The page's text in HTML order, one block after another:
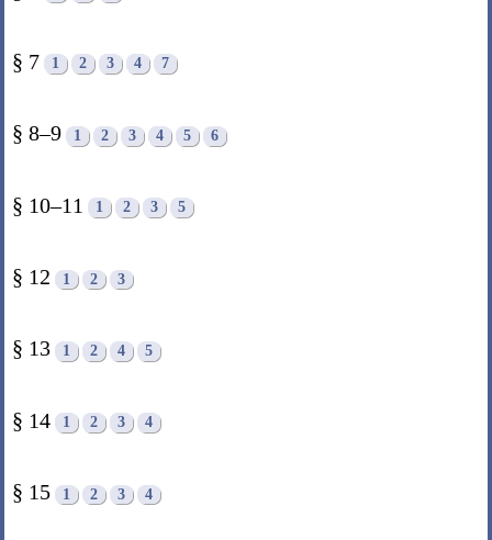
§ 7 1 2 3 4 7
§ 8–9 1 2 3 4 5 6
§ 10–11 1 2 3 5
§ 12 1 2 3
§ 13 1 2 4 5
§ 14 1 2 3 4
§ 15 1 2 3 4